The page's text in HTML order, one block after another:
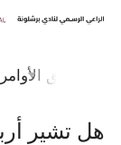
تدفق الأوامر